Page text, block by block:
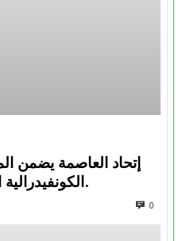
إتحاد العاصمة يضمن
الكونفيدرالية الإفريقية الموسم القادم.
0